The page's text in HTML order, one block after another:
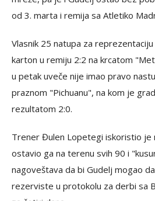
od 3. marta i remija sa Atletiko
Vlasnik 25 natupa za
karton u remiju 2:2 na krcatom
u petak uveče nije imao pravo
praznom "Pichuanu", na kom je
rezultatom 2:0.
Trener Đulen Lopetegi iskoristio je
ostavio ga na terenu svih 90 i
nagoveštava da bi Gudelj mogao
rezerviste u protokolu za derbi sa